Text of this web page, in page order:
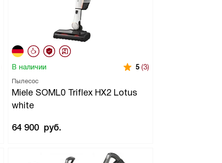
Пылесос
Miele SOML0 Triflex HX2 Lotus
white
В наличии 5 (3)
64 900 руб.